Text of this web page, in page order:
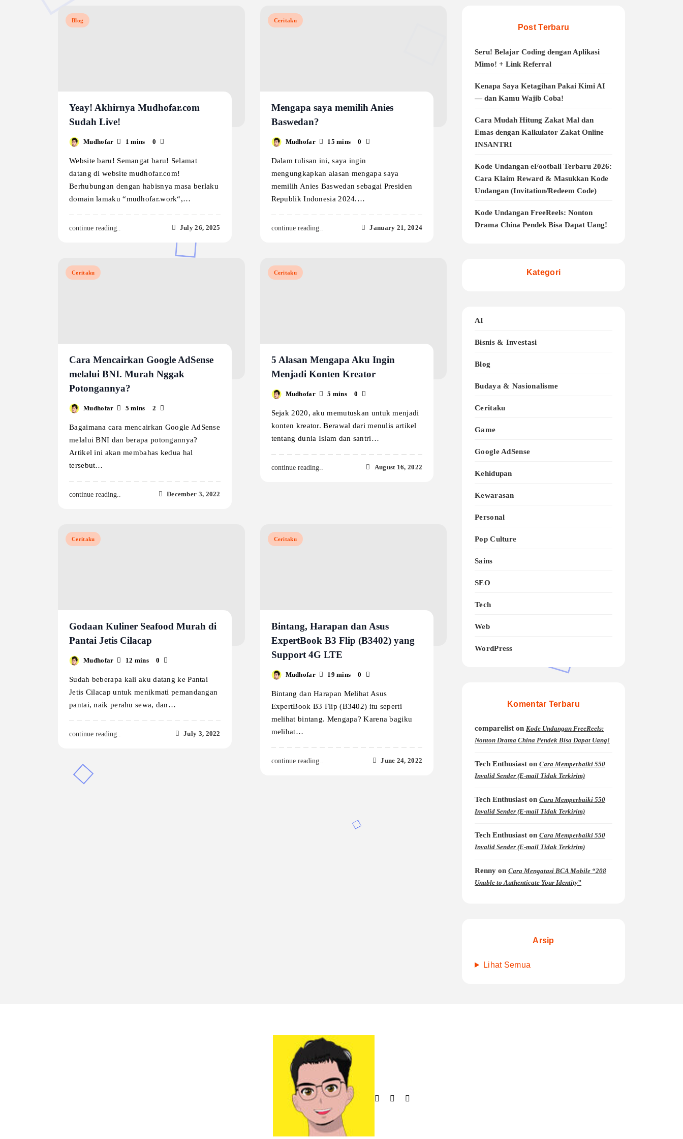
Blog
Yeay! Akhirnya Mudhofar.com
Sudah Live!
Mudhofar 1 mins 0
Website baru! Semangat baru! Selamat
datang di website mudhofar.com!
Berhubungan dengan habisnya masa berlaku
domain lamaku “mudhofar.work“,…
continue reading.. July 26, 2025
Ceritaku
Mengapa saya memilih Anies
Baswedan?
Mudhofar 15 mins 0
Dalam tulisan ini, saya ingin
mengungkapkan alasan mengapa saya
memilih Anies Baswedan sebagai Presiden
Republik Indonesia 2024.…
continue reading.. January 21, 2024
Ceritaku
Cara Mencairkan Google AdSense
melalui BNI. Murah Nggak
Potongannya?
Mudhofar 5 mins 2
Bagaimana cara mencairkan Google AdSense
melalui BNI dan berapa potongannya?
Artikel ini akan membahas kedua hal
tersebut…
continue reading.. December 3, 2022
Ceritaku
5 Alasan Mengapa Aku Ingin
Menjadi Konten Kreator
Mudhofar 5 mins 0
Sejak 2020, aku memutuskan untuk menjadi
konten kreator. Berawal dari menulis artikel
tentang dunia Islam dan santri…
continue reading.. August 16, 2022
Ceritaku
Godaan Kuliner Seafood Murah di
Pantai Jetis Cilacap
Mudhofar 12 mins 0
Sudah beberapa kali aku datang ke Pantai
Jetis Cilacap untuk menikmati pemandangan
pantai, naik perahu sewa, dan…
continue reading.. July 3, 2022
Ceritaku
Bintang, Harapan dan Asus
ExpertBook B3 Flip (B3402) yang
Support 4G LTE
Mudhofar 19 mins 0
Bintang dan Harapan Melihat Asus
ExpertBook B3 Flip (B3402) itu seperti
melihat bintang. Mengapa? Karena bagiku
melihat…
continue reading.. June 24, 2022
Post Terbaru
Seru! Belajar Coding dengan Aplikasi
Mimo! + Link Referral
Kenapa Saya Ketagihan Pakai Kimi AI
— dan Kamu Wajib Coba!
Cara Mudah Hitung Zakat Mal dan
Emas dengan Kalkulator Zakat Online
INSANTRI
Kode Undangan eFootball Terbaru 2026:
Cara Klaim Reward & Masukkan Kode
Undangan (Invitation/Redeem Code)
Kode Undangan FreeReels: Nonton
Drama China Pendek Bisa Dapat Uang!
Kategori
AI
Bisnis & Investasi
Blog
Budaya & Nasionalisme
Ceritaku
Game
Google AdSense
Kehidupan
Kewarasan
Personal
Pop Culture
Sains
SEO
Tech
Web
WordPress
Komentar Terbaru
comparelist on Kode Undangan FreeReels:
Nonton Drama China Pendek Bisa Dapat Uang!
Tech Enthusiast onCara Memperbaiki 550
Invalid Sender (E-mail Tidak Terkirim)
Tech Enthusiast onCara Memperbaiki 550
Invalid Sender (E-mail Tidak Terkirim)
Tech Enthusiast onCara Memperbaiki 550
Invalid Sender (E-mail Tidak Terkirim)
Renny onCara Mengatasi BCA Mobile “208
Unable to Authenticate Your Identity”
Arsip
Lihat Semua